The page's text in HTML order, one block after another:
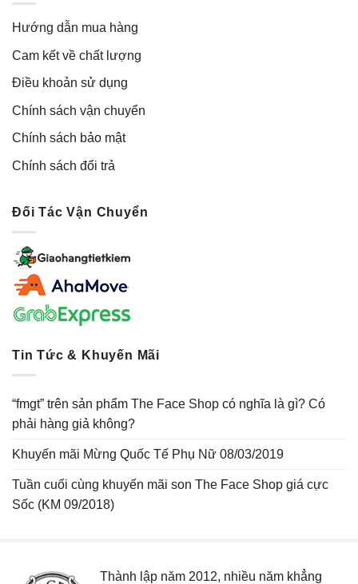
Hướng dẫn mua hàng
Cam kết về chất lượng
Điều khoản sử dụng
Chính sách vận chuyển
Chính sách bảo mật
Chính sách đổi trả
Đối Tác Vận Chuyển
Tin Tức & Khuyến Mãi
“fmgt” trên sản phẩm The Face Shop có nghĩa là gì? Có
phải hàng giả không?
Khuyến mãi Mừng Quốc Tế Phụ Nữ 08/03/2019
Tuần cuối cùng khuyến mãi son The Face Shop giá cực
Sốc (KM 09/2018)
Thành lập năm 2012, nhiều năm khẳng